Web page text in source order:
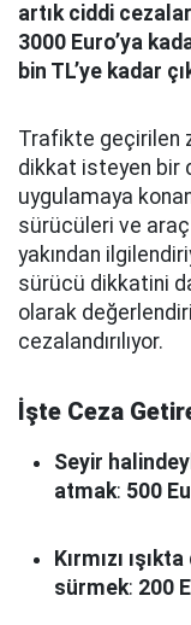
artık ciddi
3000 Euro’ya
bin TL’ye kadar
Trafikte geçirilen
dikkat isteyen bir
uygulamaya
sürücüleri ve araç
yakından
sürücü dikkatini
olarak
cezalandırılıyor.
İşte Ceza
Seyir
atmak: 500
Kırmızı
sürmek: 200